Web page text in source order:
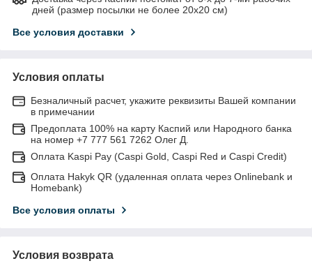
дней (размер посылки не более 20х20 см)
Все условия доставки
Условия оплаты
Безналичный расчет, укажите реквизиты Вашей компании
в примечании
Предоплата 100% на карту Каспий или Народного банка
на номер +7 777 561 7262 Олег Д.
Оплата Kaspi Pay (Caspi Gold, Caspi Red и Caspi Credit)
Оплата Hakyk QR (удаленная оплата через Onlinebank и
Homebank)
Все условия оплаты
Условия возврата